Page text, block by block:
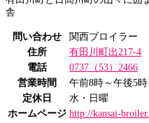
舎
問い合わせ
関西ブロイラー
住所
有田川町出217-4
電話
0737（53）2466
営業時間
午前8時～午後5時
定休日
水・日曜
ホームページ http://kansai-